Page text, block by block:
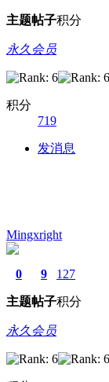
主题帖子积分
永久会员
积分
719
发消息
Mingxright
0
主题
9
帖子
127
积分
永久会员